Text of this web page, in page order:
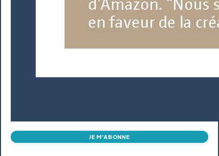
JE M'ABONNE